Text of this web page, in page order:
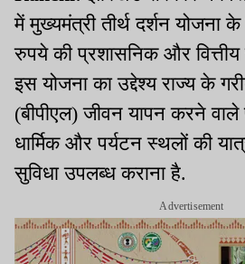
में मुख्यमंत्री तीर्थ दर्शन योजना
रुपये की प्रशासनिक और वित्तीय
इस योजना का उद्देश्य राज्य के
(बीपीएल) जीवन यापन करने वाले
धार्मिक और पर्यटन स्थलों की
सुविधा उपलब्ध कराना है.
Advertisement